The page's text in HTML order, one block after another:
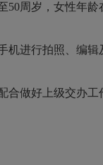
50周岁，女性年
机进行拍照、编
合做好上级交办工